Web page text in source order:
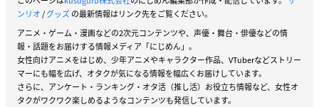
ンリオ/グッズの最新情報はリンク先をご覧ください。
アニメ・ゲーム・漫画などの2次元コンテンツや、声優・舞台・俳優などの情
報・話題をお届けする情報メディア「にじめん」。
女性向けアニメをはじめ、少年アニメやキャラクター作品、VTuberなどストリー
マーにも幅を広げ、オタクが気になる情報を幅広くお届けしています。
さらに、アンケート・ランキング・オタ活（推し活）お役立ち情報など、女性オ
タクがワクワク楽しめるようなコンテンツも発信しています。